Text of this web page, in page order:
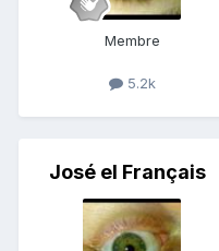
Membre
5.2k
José el Français